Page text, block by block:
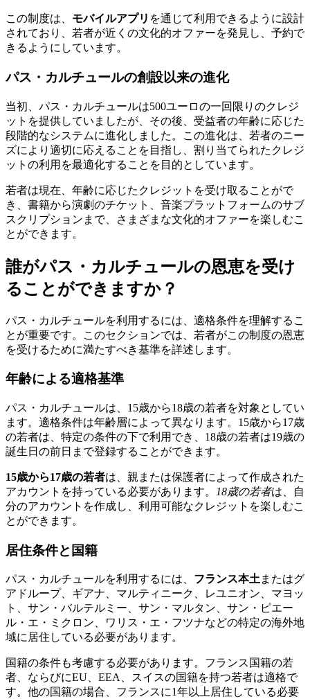
この制度は、 モバイルアプリ を通じて利用できるように設計
されており、若者が近くの文化的オファーを発見し、予約で
きるようにしています。
パス・カルチュールの創設以来の進化
当初、パス・カルチュールは500ユーロの一回限りのクレジ
ットを提供していましたが、その後、受益者の年齢に応じた
段階的なシステムに進化しました。この進化は、若者のニー
ズにより適切に応えることを目指し、割り当てられたクレジ
ットの利用を最適化することを目的としています。
若者は現在、年齢に応じたクレジットを受け取ることがで
き、書籍から演劇のチケット、音楽プラットフォームのサブ
スクリプションまで、さまざまな文化的オファーを楽しむこ
とができます。
誰がパス・カルチュールの恩恵を受け
ることができますか？
パス・カルチュールを利用するには、適格条件を理解するこ
とが重要です。このセクションでは、若者がこの制度の恩恵
を受けるために満たすべき基準を詳述します。
年齢による適格基準
パス・カルチュールは、15歳から18歳の若者を対象としてい
ます。適格条件は年齢層によって異なります。15歳から17歳
の若者は、特定の条件の下で利用でき、18歳の若者は19歳の
誕生日の前日まで登録することができます。
15歳から17歳の若者は、親または保護者によって作成された
アカウントを持っている必要があります。
18歳の若者は、自
分のアカウントを作成し、利用可能なクレジットを楽しむこ
とができます。
居住条件と国籍
パス・カルチュールを利用するには、 フランス本土 またはグ
アドループ、ギアナ、マルティニーク、レユニオン、マヨッ
ト、サン・バルテルミー、サン・マルタン、サン・ピエー
ル・エ・ミクロン、ワリス・エ・フツナなどの特定の海外地
域に居住している必要があります。
国籍の条件も考慮する必要があります。フランス国籍の若
者、ならびにEU、EEA、スイスの国籍を持つ若者は適格で
す。他の国籍の場合、フランスに1年以上居住している必要